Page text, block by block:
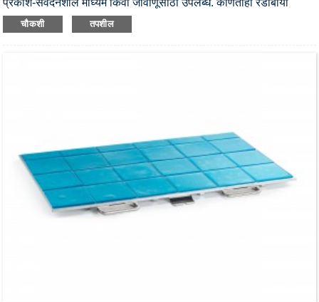
प्रकाश-संवेदनशील माध्यम किंवा जीवाणूंसाठी उपलब्ध. कोणताही रॅडोबायो
इनक्यूबेटर शेकर अनावश्यक सूर्यप्रकाश रोखण्यासाठी ब्लॅकआउट खिडक्यांसह
वितरित केला जाऊ शकतो. आम्ही इतर ब्रँडच्या इनक्यूबेटर्ससाठी सानुकूलित
चौकशी तपशील